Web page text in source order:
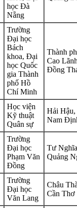
học Đà
Nẵng
Trường
Đại học
Bách
khoa, Đại
học Quốc
gia Thành
phố Hồ
Chí Minh
Thành
Cao
Đồng
Học viện
Kỹ thuật
Quân sự
Hải Hậu,
Nam
Trường
Đại học
Phạm Văn
Đồng
Tư
Quảng
Trường
Đại học
Văn Lang
Châu
Cần Thơ